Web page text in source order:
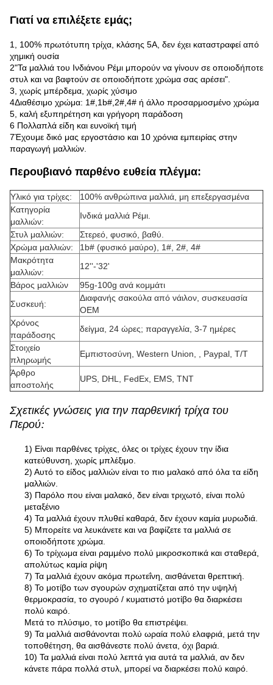
Γιατί να επιλέξετε εμάς;
1, 100% πρωτότυπη τρίχα, κλάσης 5A, δεν έχει καταστραφεί από
χημική ουσία
2"Τα μαλλιά του Ινδιάνου Ρέμι μπορούν να γίνουν σε οποιοδήποτε
στυλ και να βαφτούν σε οποιοδήποτε χρώμα σας αρέσει".
3, χωρίς μπέρδεμα, χωρίς χύσιμο
4Διαθέσιμο χρώμα: 1#,1b#,2#,4# ή άλλο προσαρμοσμένο χρώμα
5, καλή εξυπηρέτηση και γρήγορη παράδοση
6 Πολλαπλά είδη και ευνοϊκή τιμή
7Έχουμε δικό μας εργοστάσιο και 10 χρόνια εμπειρίας στην
παραγωγή μαλλιών.
Περουβιανό παρθένο ευθεία πλέγμα:
Υλικό για τρίχες:
100% ανθρώπινα μαλλιά, μη επεξεργασμένα
Κατηγορία
μαλλιών:
Ινδικά μαλλιά Ρέμι.
Στυλ μαλλιών:
Στερεό, φυσικό, βαθύ.
Χρώμα μαλλιών:
1b# (φυσικό μαύρο), 1#, 2#, 4#
Μακρότητα
μαλλιών:
12''-'32'
Βάρος μαλλιών
95g-100g ανά κομμάτι
Συσκευή:
Διαφανής σακούλα από νάιλον, συσκευασία
OEM
Χρόνος
παράδοσης
δείγμα, 24 ώρες; παραγγελία, 3-7 ημέρες
Στοιχείο
πληρωμής
Εμπιστοσύνη, Western Union, , Paypal, T/T
Άρθρο
αποστολής
UPS, DHL, FedEx, EMS, TNT
Σχετικές γνώσεις για την παρθενική τρίχα του
Περού:
1) Είναι παρθένες τρίχες, όλες οι τρίχες έχουν την ίδια
κατεύθυνση, χωρίς μπλέξιμο.
2) Αυτό το είδος μαλλιών είναι το πιο μαλακό από όλα τα είδη
μαλλιών.
3) Παρόλο που είναι μαλακό, δεν είναι τριχωτό, είναι πολύ
μεταξένιο
4) Τα μαλλιά έχουν πλυθεί καθαρά, δεν έχουν καμία μυρωδιά.
5) Μπορείτε να λευκάνετε και να βαφίζετε τα μαλλιά σε
οποιοδήποτε χρώμα.
6) Το τρίχωμα είναι ραμμένο πολύ μικροσκοπικά και σταθερά,
απολύτως καμία ρίψη
7) Τα μαλλιά έχουν ακόμα πρωτεΐνη, αισθάνεται θρεπτική.
8) Το μοτίβο των σγουρών σχηματίζεται από την υψηλή
θερμοκρασία, το σγουρό / κυματιστό μοτίβο θα διαρκέσει
πολύ καιρό.
Μετά το πλύσιμο, το μοτίβο θα επιστρέψει.
9) Τα μαλλιά αισθάνονται πολύ ωραία πολύ ελαφριά, μετά την
τοποθέτηση, θα αισθάνεστε πολύ άνετα, όχι βαριά.
10) Τα μαλλιά είναι πολύ λεπτά για αυτά τα μαλλιά, αν δεν
κάνετε πάρα πολλά στυλ, μπορεί να διαρκέσει πολύ καιρό.